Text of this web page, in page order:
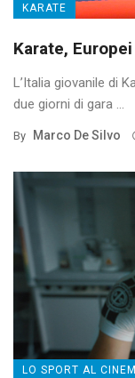
KARATE
Karate,
L’Italia giovanile di
due giorni di gara ...
By Marco De Silvo
LO SPORT AL